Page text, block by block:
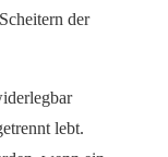
der
lebt.